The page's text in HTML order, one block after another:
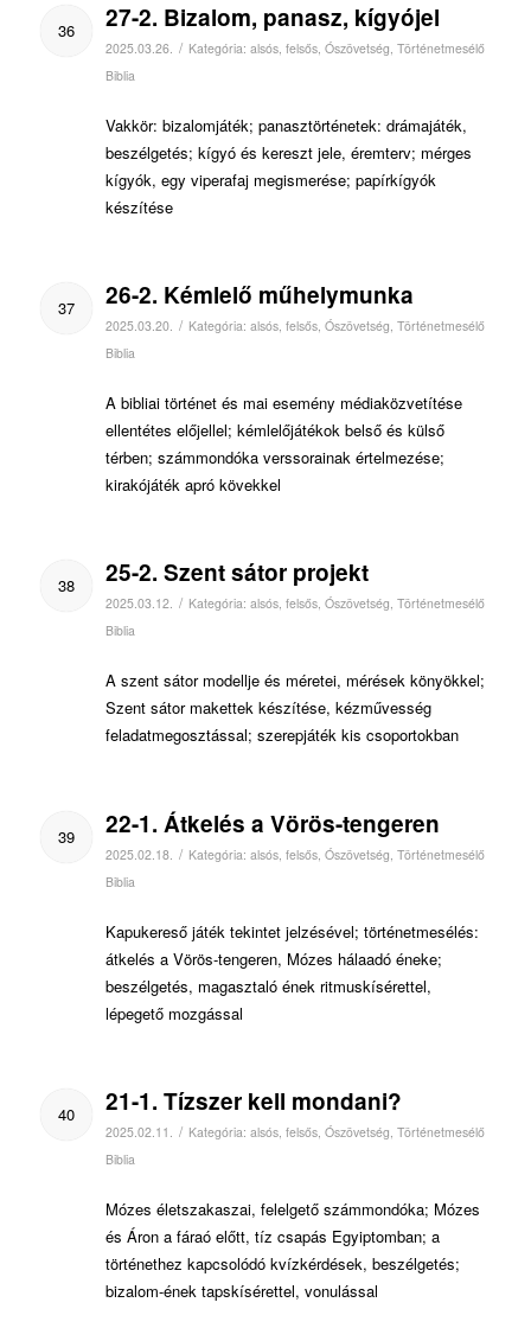
36 27-2. Bizalom, panasz, kígyójel
2025.03.26. / Kategória: alsós, felsős, Ószövetség, Történetmesélő
Biblia
Vakkör: bizalomjáték; panasztörténetek: drámajáték,
beszélgetés; kígyó és kereszt jele, éremterv; mérges
kígyók, egy viperafaj megismerése; papírkígyók
készítése
37 26-2. Kémlelő műhelymunka
2025.03.20. / Kategória: alsós, felsős, Ószövetség, Történetmesélő
Biblia
A bibliai történet és mai esemény médiaközvetítése
ellentétes előjellel; kémlelőjátékok belső és külső
térben; számmondóka verssorainak értelmezése;
kirakójáték apró kövekkel
38 25-2. Szent sátor projekt
2025.03.12. / Kategória: alsós, felsős, Ószövetség, Történetmesélő
Biblia
A szent sátor modellje és méretei, mérések könyökkel;
Szent sátor makettek készítése, kézművesség
feladatmegosztással; szerepjáték kis csoportokban
39 22-1. Átkelés a Vörös-tengeren
2025.02.18. / Kategória: alsós, felsős, Ószövetség Történetmesélő
Biblia
Kapukereső játék tekintet jelzésével; történetmesélés:
átkelés a Vörös-tengeren, Mózes hálaadó éneke;
beszélgetés, magasztaló ének ritmuskísérettel,
lépegető mozgással
40 21-1. Tízszer kell mondani?
2025.02.11. / Kategória: alsós, felsős, Ószövetség Történetmesélő
Biblia
Mózes életszakaszai, felelgető számmondóka; Mózes
és Áron a fáraó előtt, tíz csapás Egyiptomban; a
történethez kapcsolódó kvízkérdések, beszélgetés;
bizalom-ének tapskísérettel, vonulással